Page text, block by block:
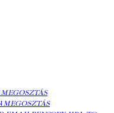
MEGOSZTÁS
MEGOSZTÁS